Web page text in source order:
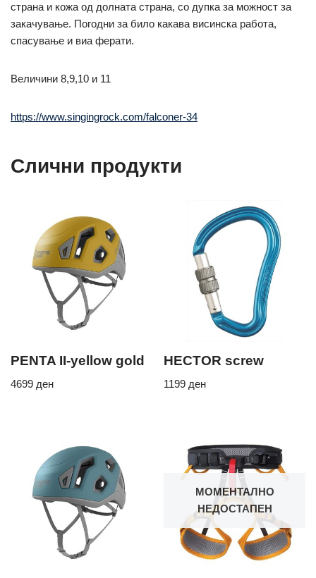
страна и кожа од долната страна, со дупка за можност за
закачување. Погодни за било какава висинска работа,
спасување и виа ферати.
Величини 8,9,10 и 11
https://www.singingrock.com/falconer-34
Слични продукти
PENTA II-yellow gold
4699 ден
HECTOR screw
1199 ден
МОМЕНТАЛНО
НЕДОСТАПЕН